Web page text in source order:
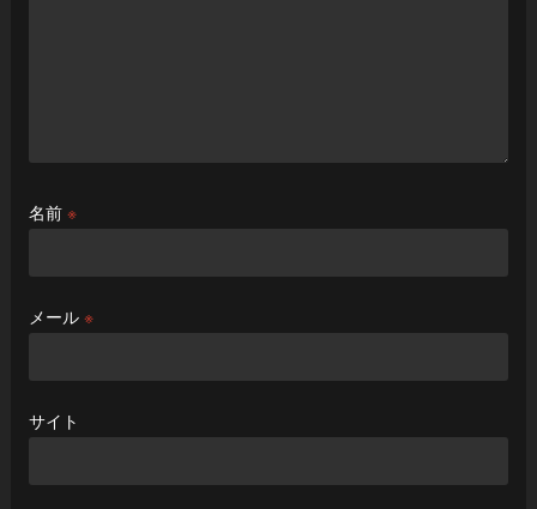
名前 ※
メール ※
サイト